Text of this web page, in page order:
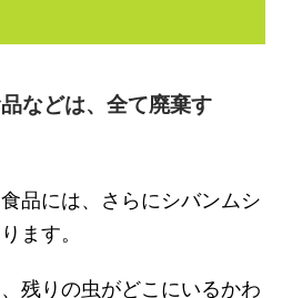
などは、全て廃棄す
品には、さらにシバンムシ
ます。
残りの虫がどこにいるかわ